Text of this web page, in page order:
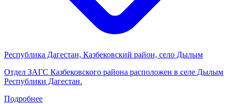
Республика Дагестан, Казбековский район, село Дылым
Отдел ЗАГС Казбековского района расположен в селе Дылым
Республики Дагестан.
Подробнее